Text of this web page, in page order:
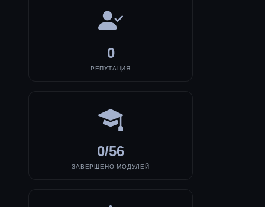
0
РЕПУТАЦИЯ
0/56
ЗАВЕРШЕНО МОДУЛЕЙ